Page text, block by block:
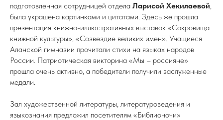
подготовленная сотрудницей отдела Ларисой Хекилаевой,
была украшена картинками и цитатами. Здесь же прошла
презентация книжно-иллюстративных выставок «Сокровища
книжной культуры», «Созвездие великих имен». Учащиеся
Аланской гимназии прочитали стихи на языках народов
России. Патриотическая викторина «Мы – россияне»
прошла очень активно, а победители получили заслуженные
медали.
Зал художественной литературы, литературоведения и
языкознания предложил посетителям «Библионочи»